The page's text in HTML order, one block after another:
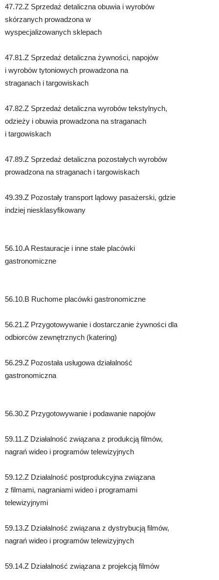
47.72.Z Sprzedaż detaliczna obuwia i wyrobów
skórzanych prowadzona w
wyspecjalizowanych sklepach
47.81.Z Sprzedaż detaliczna żywności, napojów
i wyrobów tytoniowych prowadzona na
straganach i targowiskach
47.82.Z Sprzedaż detaliczna wyrobów tekstylnych,
odzieży i obuwia prowadzona na straganach
i targowiskach
47.89.Z Sprzedaż detaliczna pozostałych wyrobów
prowadzona na straganach i targowiskach
49.39.Z Pozostały transport lądowy pasażerski, gdzie
indziej niesklasyfikowany
56.10.A Restauracje i inne stałe placówki
gastronomiczne
56.10.B Ruchome placówki gastronomiczne
56.21.Z Przygotowywanie i dostarczanie żywności dla
odbiorców zewnętrznych (katering)
56.29.Z Pozostała usługowa działalność
gastronomiczna
56.30.Z Przygotowywanie i podawanie napojów
59.11.Z Działalność związana z produkcją filmów,
nagrań wideo i programów telewizyjnych
59.12.Z Działalność postprodukcyjna związana
z filmami, nagraniami wideo i programami
telewizyjnymi
59.13.Z Działalność związana z dystrybucją filmów,
nagrań wideo i programów telewizyjnych
59.14.Z Działalność związana z projekcją filmów